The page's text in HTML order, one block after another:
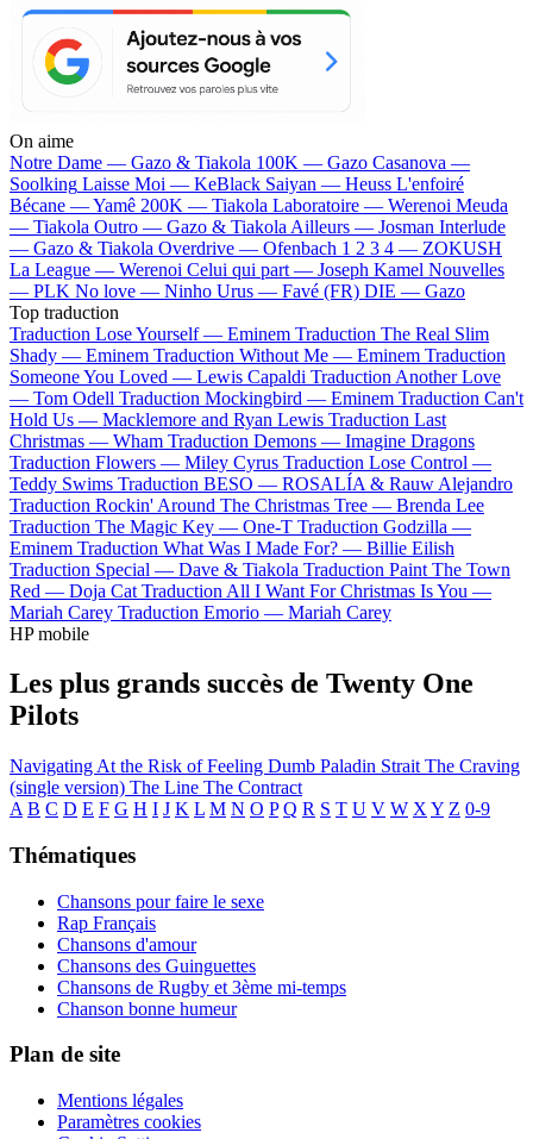
On aime
Notre Dame — Gazo & Tiakola 100K — Gazo Casanova —
Soolking Laisse Moi — KeBlack Saiyan — Heuss L'enfoiré
Bécane —Yamê 200K — Tiakola Laboratoire — Werenoi Meuda
— Tiakola Outro — Gazo & Tiakola Ailleurs — Josman Interlude
— Gazo & Tiakola Overdrive — Ofenbach 1 2 3 4 — ZOKUSH
La League — Werenoi Celui qui part — Joseph Kamel Nouvelles
— PLK No love — Ninho Urus — Favé (FR) DIE — Gazo
Top traduction
Traduction Lose Yourself — Eminem Traduction The Real Slim
Shady — Eminem Traduction Without Me — Eminem Traduction
Someone You Loved — Lewis Capaldi Traduction Another Love
— Tom Odell Traduction Mockingbird — Eminem Traduction Can't
Hold Us — Macklemore and Ryan Lewis Traduction Last
Christmas — Wham Traduction Demons — Imagine Dragons
Traduction Flowers — Miley Cyrus Traduction Lose Control —
Teddy Swims Traduction BESO — ROSALÍA & Rauw Alejandro
Traduction Rockin' Around The Christmas Tree — Brenda Lee
Traduction The Magic Key — One-T Traduction Godzilla —
Eminem Traduction What Was I Made For? — Billie Eilish
Traduction Special — Dave & Tiakola Traduction Paint The Town
Red — Doja Cat Traduction All I Want For Christmas Is You —
Mariah Carey Traduction Emorio — Mariah Carey
HP mobile
Les plus grands succès de Twenty One
Pilots
Navigating At the Risk of Feeling Dumb Paladin Strait The Craving
(single version) The Line The Contract
A B C D E F G H I J K L M N O P Q R S T U V W X Y Z 0-9
Thématiques
Chansons pour faire le sexe
Rap Français
Chansons d'amour
Chansons des Guinguettes
Chansons de Rugby et 3ème mi-temps
Chanson bonne humeur
Plan de site
Mentions légales
Paramètres cookies